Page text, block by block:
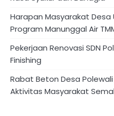
Harapan Masyarakat Desa
Program Manunggal Air
Pekerjaan Renovasi SDN
Finishing
Rabat Beton Desa Polewali
Aktivitas Masyarakat